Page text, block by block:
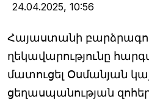
24.04.2025, 10:56
Հայաստանի
ղեկավարությունը
մատուցել Օսմանյան
ցեղասպանության